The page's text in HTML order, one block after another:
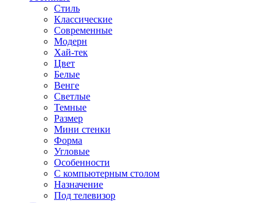
Стиль
Классические
Современные
Модерн
Хай-тек
Цвет
Белые
Венге
Светлые
Темные
Размер
Мини стенки
Форма
Угловые
Особенности
С компьютерным столом
Назначение
Под телевизор